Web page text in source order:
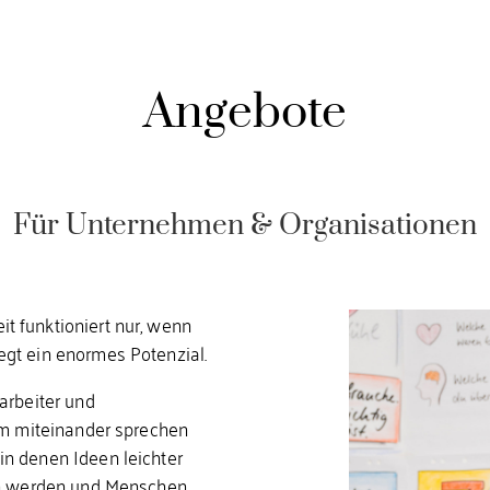
Angebote
Für Unternehmen & Organisationen
funktioniert nur, wenn
ein enormes Potenzial.
und
miteinander sprechen
denen Ideen leichter